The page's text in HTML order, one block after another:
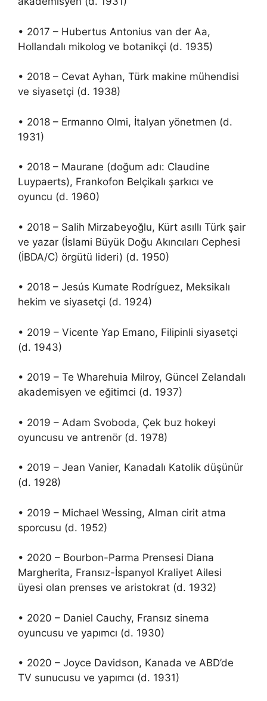
• 2017 – Hubertus Antonius van der Aa,
Hollandalı mikolog ve botanikçi (d. 1935)
• 2018 – Cevat Ayhan, Türk makine mühendisi
ve siyasetçi (d. 1938)
• 2018 – Ermanno Olmi, İtalyan yönetmen (d.
1931)
• 2018 – Maurane (doğum adı: Claudine
Luypaerts), Frankofon Belçikalı şarkıcı ve
oyuncu (d. 1960)
• 2018 – Salih Mirzabeyoğlu, Kürt asıllı Türk şair
ve yazar (İslami Büyük Doğu Akıncıları Cephesi
(İBDA/C) örgütü lideri) (d. 1950)
• 2018 – Jesús Kumate Rodríguez, Meksikalı
hekim ve siyasetçi (d. 1924)
• 2019 – Vicente Yap Emano, Filipinli siyasetçi
(d. 1943)
• 2019 – Te Wharehuia Milroy, Güncel Zelandalı
akademisyen ve eğitimci (d. 1937)
• 2019 – Adam Svoboda, Çek buz hokeyi
oyuncusu ve antrenör (d. 1978)
• 2019 – Jean Vanier, Kanadalı Katolik düşünür
(d. 1928)
• 2019 – Michael Wessing, Alman cirit atma
sporcusu (d. 1952)
• 2020 – Bourbon-Parma Prensesi Diana
Margherita, Fransız-İspanyol Kraliyet Ailesi
üyesi olan prenses ve aristokrat (d. 1932)
• 2020 – Daniel Cauchy, Fransız sinema
oyuncusu ve yapımcı (d. 1930)
• 2020 – Joyce Davidson, Kanada ve ABD’de
TV sunucusu ve yapımcı (d. 1931)